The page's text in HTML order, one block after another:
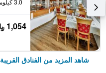
3.0 كيلومتر عن وسط المدينة
1,054 ﷼
شاهد المزيد من الفنادق القريبة